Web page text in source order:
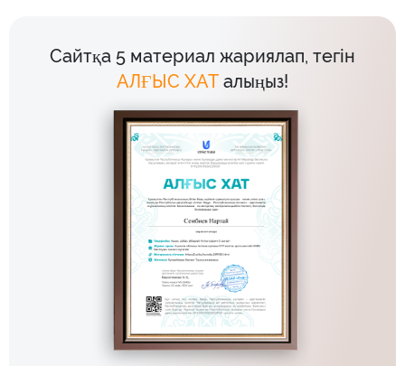
Сайтқа 5 материал жариялап, тегін
АЛҒЫС ХАТ алыңыз!